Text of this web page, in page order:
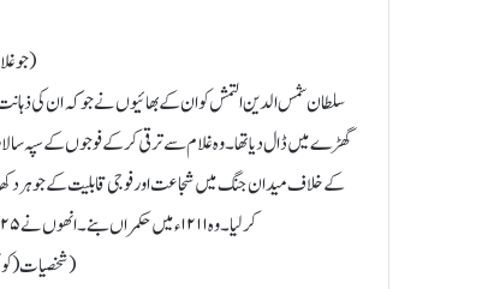
( جو
سلطان شمس الدین التمش کو ان کے بھائیوں نے جو کہ ان کی
گھڑے میں ڈال دیا تھا۔ وہ غلام سے ترقی کرکے فوجوں کے سپہ
کے خلاف میدان جنگ میں شجاعت اور فوجی قابلیت کے جوہر
کرلیا۔ وہ ۱۲۱۱ء میں حکمراں بنے۔ انھوں نے ۲۵؍ سالوں تک کامیاب حکومت کی۔ ۲۶؍ اپریل ۱۲۳۶ء میں ان کا انتقال ہوگیا۔
( شخصیات